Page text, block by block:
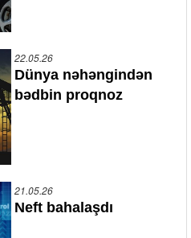
22.05.26
Dünya nəhəngindən
bədbin proqnoz
21.05.26
Neft bahalaşdı